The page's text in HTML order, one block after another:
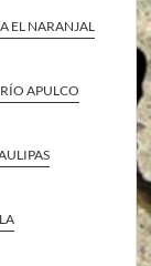
EL NARANJAL
APULCO